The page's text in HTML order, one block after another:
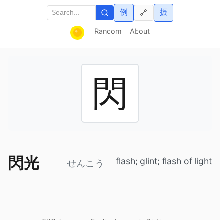
Random About
例 振
🔗
閃
閃光 せんこう flash; glint; flash of light